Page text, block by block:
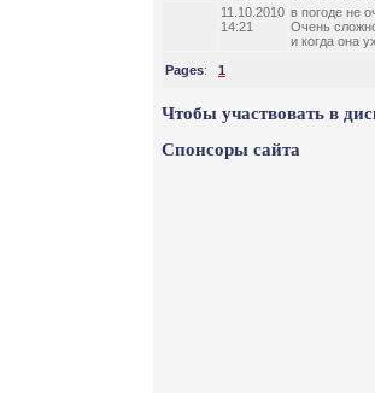
11.10.2010
14:21
в погоде не
Очень
и когда она
Pages: 1
Чтобы участвовать в
Спонсоры сайта